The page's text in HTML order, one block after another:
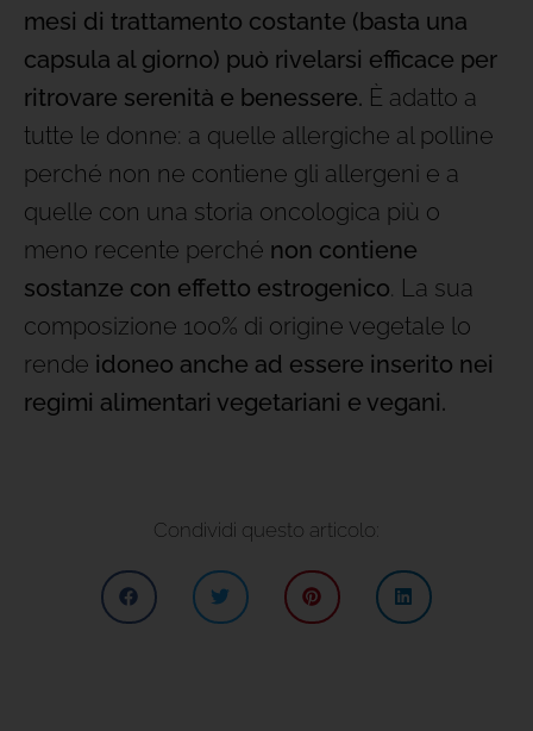
mesi di trattamento costante (basta una
capsula al giorno) può rivelarsi efficace per
ritrovare serenità e benessere. È adatto a
tutte le donne: a quelle allergiche al polline
perché non ne contiene gli allergeni e a
quelle con una storia oncologica più o
meno recente perché non contiene
sostanze con effetto estrogenico. La sua
composizione 100% di origine vegetale lo
rende idoneo anche ad essere inserito nei
regimi alimentari vegetariani e vegani.
Condividi questo articolo: